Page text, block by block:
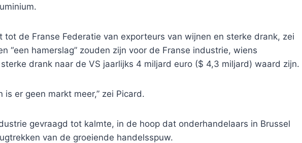
tot de Franse Federatie van exporteurs van wijnen en sterke drank, zei
“een hamerslag” zouden zijn voor de Franse industrie, wiens
drank naar de VS jaarlijks 4 miljard euro ($ 4,3 miljard) waard zijn.
is er geen markt meer,” zei Picard.
gevraagd tot kalmte, in de hoop dat onderhandelaars in Brussel
van de groeiende handelsspuw.